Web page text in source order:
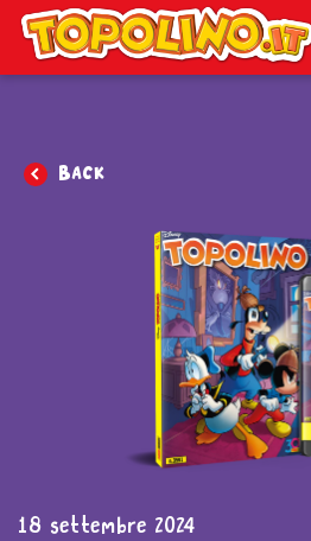
Back
18 settembre 2024